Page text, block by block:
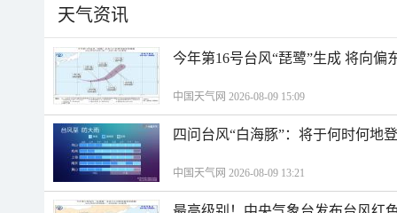
天气资讯
今年第16号台风“琵鹭”生成 将向偏
中国天气网 2026-08-09 15:09
四问台风“白海豚”：将于何时何地
中国天气网 2026-08-09 13:21